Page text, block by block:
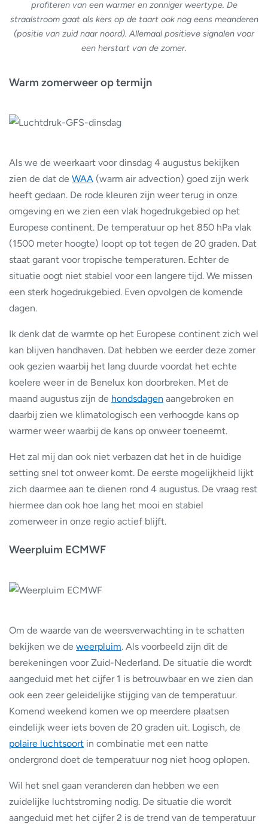
profiteren van een warmer en zonniger weertype. De
straalstroom gaat als kers op de taart ook nog eens meanderen
(positie van zuid naar noord). Allemaal positieve signalen voor
een herstart van de zomer.
Warm zomerweer op termijn
Als we de weerkaart voor dinsdag 4 augustus bekijken
zien de dat de WAA (warm air advection) goed zijn werk
heeft gedaan. De rode kleuren zijn weer terug in onze
omgeving en we zien een vlak hogedrukgebied op het
Europese continent. De temperatuur op het 850 hPa vlak
(1500 meter hoogte) loopt op tot tegen de 20 graden. Dat
staat garant voor tropische temperaturen. Echter de
situatie oogt niet stabiel voor een langere tijd. We missen
een sterk hogedrukgebied. Even opvolgen de komende
dagen.
Ik denk dat de warmte op het Europese continent zich wel
kan blijven handhaven. Dat hebben we eerder deze zomer
ook gezien waarbij het lang duurde voordat het echte
koelere weer in de Benelux kon doorbreken. Met de
maand augustus zijn de hondsdagen aangebroken en
daarbij zien we klimatologisch een verhoogde kans op
warmer weer waarbij de kans op onweer toeneemt.
Het zal mij dan ook niet verbazen dat het in de huidige
setting snel tot onweer komt. De eerste mogelijkheid lijkt
zich daarmee aan te dienen rond 4 augustus. De vraag rest
hiermee dan ook hoe lang het mooi en stabiel
zomerweer in onze regio actief blijft.
Weerpluim ECMWF
Om de waarde van de weersverwachting in te schatten
bekijken we de weerpluim. Als voorbeeld zijn dit de
berekeningen voor Zuid-Nederland. De situatie die wordt
aangeduid met het cijfer 1 is betrouwbaar en we zien dan
ook een zeer geleidelijke stijging van de temperatuur.
Komend weekend komen we op meerdere plaatsen
eindelijk weer iets boven de 20 graden uit. Logisch, de
polaire luchtsoort in combinatie met een natte
ondergrond doet de temperatuur nog niet hoog oplopen.
Wil het snel gaan veranderen dan hebben we een
zuidelijke luchtstroming nodig. De situatie die wordt
aangeduid met het cijfer 2 is de trend van de temperatuur